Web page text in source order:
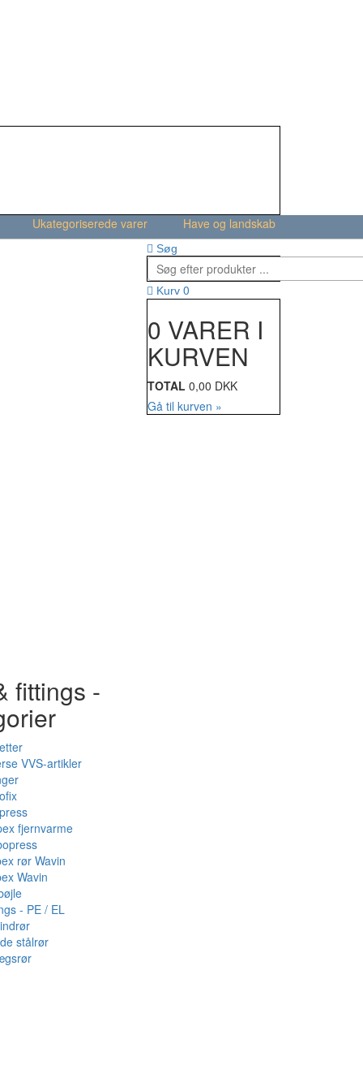
Ukategoriserede varer Have og landskab
fittings -
VVS-artikler
fjernvarme
rør Wavin
Wavin
- PE / EL
stålrør
Søg
Kurv 0
0 VARER I
KURVEN
TOTAL 0,00 DKK
Gå til kurven »